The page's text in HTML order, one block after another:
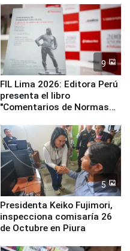
Panamericanos Lima 2027
9
FIL Lima 2026: Editora Perú
presenta el libro
"Comentarios de Normas
Derecho Colectivo"
5
Presidenta Keiko Fujimori,
inspecciona comisaría 26
de Octubre en Piura